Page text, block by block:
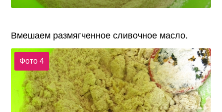
Вмешаем размягченное сливочное масло.
Фото 4